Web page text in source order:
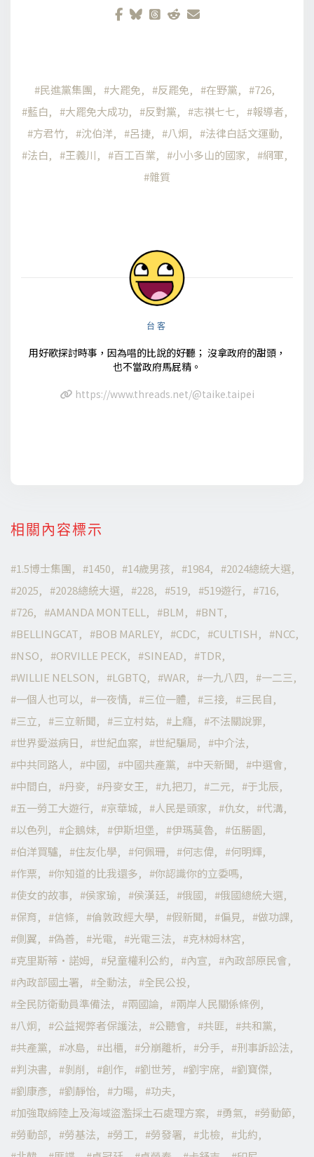
民進黨集團 大罷免 反罷免 在野黨
726
藍白
大罷免大成功 反對黨 志祺七七
報導者
方君竹
沈伯洋 呂捷 八炯
法律白話文運動
法白
王義川 百工百業 小小多山的國家
網軍
雜質
台客
用好歌探討時事，因為唱的比說的好聽； 沒拿政府的甜頭，
也不當政府馬屁精。
https://www.threads.net/@taike.taipei
相關內容標示
1.5博士集團 1450 14歲男孩 1984
2024總統大選
2025
2028總統大選 228 519 519遊行
716
726
AMANDA MONTELL BLM
BNT
BELLINGCAT
BOB MARLEY CDC CULTISH
NCC
NSO
ORVILLE PECK SINEAD
TDR
WILLIE NELSON
LGBTQ WAR 一九八四
一二三
一個人也可以
一夜情 三位一體 三接
三民自
三立
三立新聞 三立村姑 上癮
不法關說罪
世界愛滋病日
世紀血案 世紀騙局
中介法
中共同路人
中國 中國共產黨 中天新聞
中選會
中間白
丹麥 丹麥女王 九把刀 二元
于北辰
五一勞工大遊行
京華城 人民是頭家 仇女
代溝
以色列
企鵝妹 伊斯坦堡 伊瑪莫魯
伍勝園
伯洋買驢
住友化學 何佩珊 何志偉
何明輝
作票
你知道的比我還多
你認識你的立委嗎
使女的故事
侯家瑜 侯漢廷 俄國
俄國總統大選
保育
信條 倫敦政經大學 假新聞 偏見
做功課
側翼
偽善 光電 光電三法
克林姆林宮
克里斯蒂·諾姆
兒童權利公約 內宣
內政部原民會
內政部國土署
全動法
全民公投
全民防衛動員準備法
兩國論
兩岸人民關係條例
八炯
公益揭弊者保護法 公聽會 共匪
共和黨
共產黨
冰島 出櫃 分崩離析 分手
刑事訴訟法
判決書
剝削 創作 劉世芳 劉宇席
劉寶傑
劉康彥
劉靜怡 力暘
功夫
加強取締陸上及海域盜濫採土石處理方案
勇氣
勞動節
勞動部
勞基法 勞工 勞發署 北檢
北約